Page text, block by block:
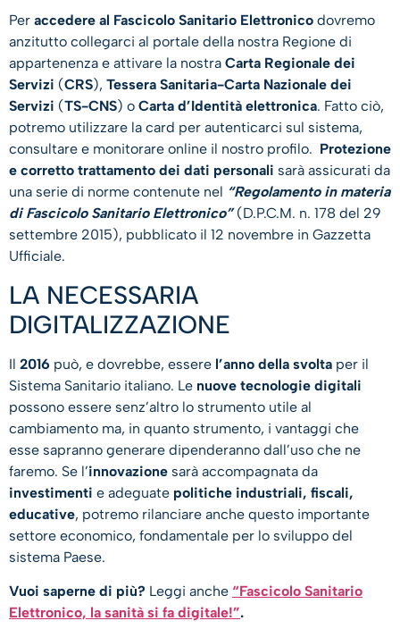
Per accedere al Fascicolo Sanitario Elettronico dovremo
anzitutto collegarci al portale della nostra Regione di
appartenenza e attivare la nostra Carta Regionale dei
Servizi (CRS), Tessera Sanitaria-Carta Nazionale dei
Servizi (TS-CNS) o Carta d’Identità elettronica. Fatto ciò,
potremo utilizzare la card per autenticarci sul sistema,
consultare e monitorare online il nostro profilo. Protezione
e corretto trattamento dei dati personali sarà assicurati da
una serie di norme contenute nel “Regolamento in materia
di Fascicolo Sanitario Elettronico”(D.P.C.M. n. 178 del 29
settembre 2015), pubblicato il 12 novembre in Gazzetta
Ufficiale.
LA NECESSARIA
DIGITALIZZAZIONE
Il 2016 può, e dovrebbe, essere l’anno della svolta per il
Sistema Sanitario italiano. Le nuove tecnologie digitali
possono essere senz’altro lo strumento utile al
cambiamento ma, in quanto strumento, i vantaggi che
esse sapranno generare dipenderanno dall’uso che ne
faremo. Se l’innovazione sarà accompagnata da
investimenti e adeguate politiche industriali, fiscali,
educative, potremo rilanciare anche questo importante
settore economico, fondamentale per lo sviluppo del
sistema Paese.
Vuoi saperne di più? Leggi anche “Fascicolo Sanitario
Elettronico, la sanità si fa digitale!”.